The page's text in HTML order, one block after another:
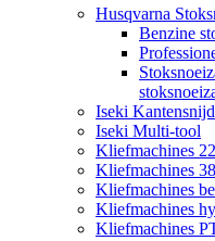
Husqvarna
Benzine
Iseki
Iseki Multi-tool
Kliefmachines
Kliefmachines
Kliefmachines
Kliefmachines
Kliefmachines